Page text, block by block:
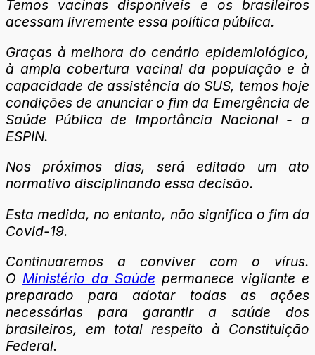
Temos vacinas disponíveis e os brasileiros
acessam livremente essa política pública.
Graças à melhora do cenário epidemiológico,
à ampla cobertura vacinal da população e à
capacidade de assistência do SUS, temos hoje
condições de anunciar o fim da Emergência de
Saúde Pública de Importância Nacional - a
ESPIN.
Nos próximos dias, será editado um ato
normativo disciplinando essa decisão.
Esta medida, no entanto, não significa o fim da
Covid-19.
Continuaremos a conviver com o vírus.
O Ministério da Saúde permanece vigilante e
preparado para adotar todas as ações
necessárias para garantir a saúde dos
brasileiros, em total respeito à Constituição
Federal.